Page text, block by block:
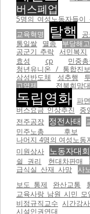
버스폐업
5명의 여성노동자들
교육혁명
탈핵
통일쌀 멸종 부당해고
공군기 추락 서민복지
효성
cp 민중
청년유니온 / 통합진
삼성반도체
성추행
고엽제
전북희망
독립영화 파면
버스요금 인상추진 중
전주공장 정전사태
민주노총 후보
나머지 4명의 여성노
미원상사 노동자대회
쉴 권리
현대차판매
급식실 산재 사망 사
보도 통제
완산교통
교육사랑 남원 시민 모
비정규직교수 시간강
시설인권연대